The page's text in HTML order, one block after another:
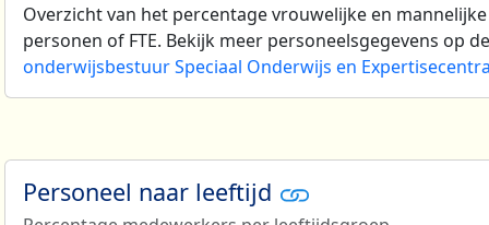
Overzicht van het percentage vrouwelijke en
personen of FTE. Bekijk meer personeelsgegevens op de
onderwijsbestuur Speciaal Onderwijs en
Personeel naar leeftijd